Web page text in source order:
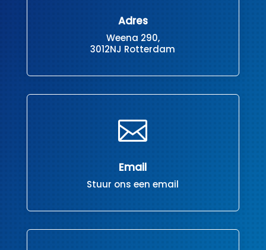
Adres
Weena 290,
3012NJ Rotterdam

Email
Stuur ons een email